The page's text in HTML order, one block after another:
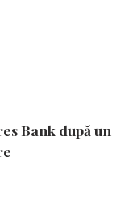
Bank după un